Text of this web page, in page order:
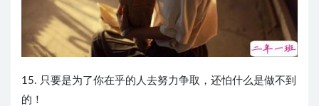
15. 只要是为了你在乎的人去努力争取，还怕什么是做不到
的！